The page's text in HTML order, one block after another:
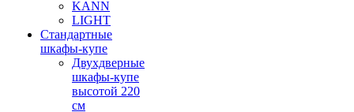
KANN
LIGHT
Стандартные
шкафы-купе
Двухдверные
шкафы-купе
высотой 220
см